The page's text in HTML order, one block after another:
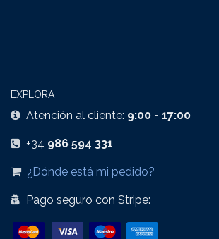
EXPLORA
Atención al cliente: 9:00 - 17:00
+34 986 594 331
¿Dónde está mi pedido?
Pago seguro con Stripe: